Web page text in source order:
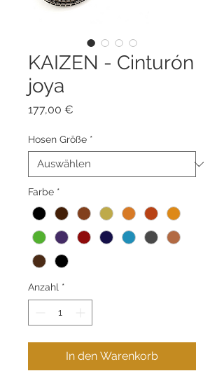
KAIZEN - Cinturón
joya
177,00 €
Hosen Größe *
Farbe *
Anzahl *
In den Warenkorb